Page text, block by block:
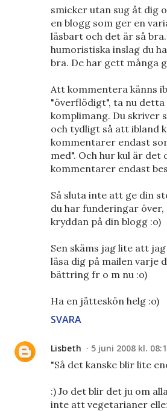
smicker utan sug åt dig
en blogg som ger en
läsbart och det är så
humoristiska inslag du
bra. De har gett många
Att kommentera känns
"överflödigt", ta nu detta
komplimang. Du skriver
och tydligt så att ibland
kommentarer endast
med". Och hur kul är det
kommentarer endast
Så sluta inte att ge din
du har funderingar
kryddan på din blogg :o)
Sen skäms jag lite att
läsa dig på mailen varje
bättring fr o m nu :o)
Ha en jätteskön helg :o)
SVARA
Lisbeth 5 juni 2008 kl.
"Så det kanske blir lite
:) Jo det blir det ju om
inte att vegetarianer